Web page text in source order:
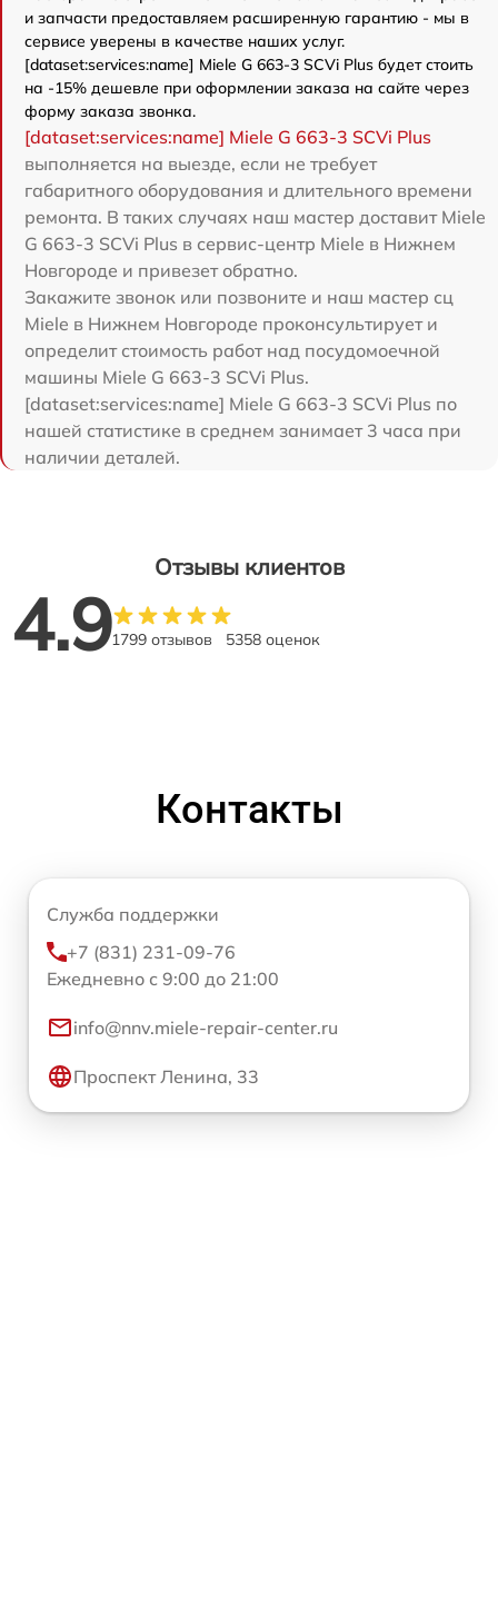
и запчасти предоставляем расширенную гарантию - мы в
сервисе уверены в качестве наших услуг.
[dataset:services:name] Miele G 663-3 SCVi Plus будет стоить
на -15% дешевле при оформлении заказа на сайте через
форму заказа звонка.
[dataset:services:name] Miele G 663-3 SCVi Plus
выполняется на выезде, если не требует
габаритного оборудования и длительного времени
ремонта. В таких случаях наш мастер доставит Miele
G 663-3 SCVi Plus в сервис-центр Miele в Нижнем
Новгороде и привезет обратно.
Закажите звонок или позвоните и наш мастер сц
Miele в Нижнем Новгороде проконсультирует и
определит стоимость работ над посудомоечной
машины Miele G 663-3 SCVi Plus.
[dataset:services:name] Miele G 663-3 SCVi Plus по
нашей статистике в среднем занимает 3 часа при
наличии деталей.
Отзывы клиентов
4.91799 отзывов 5358 оценок
Контакты
Служба поддержки
+7 (831) 231-09-76
Ежедневно с 9:00 до 21:00
info@nnv.miele-repair-center.ru
Проспект Ленина, 33